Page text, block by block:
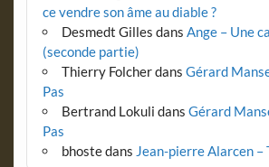
ce vendre son âme au diable ?
Desmedt Gilles dans Ange – Une
(seconde partie)
Thierry Folcherdans Gérard
Pas
Bertrand Lokuli dans Gérard
Pas
bhostedans Jean-pierre Alarcen –